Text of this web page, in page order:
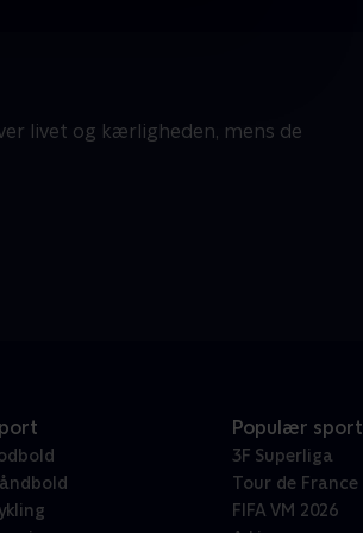
livet og kærligheden, mens de
Populær sport
3F Superliga
Tour de France
FIFA VM 2026